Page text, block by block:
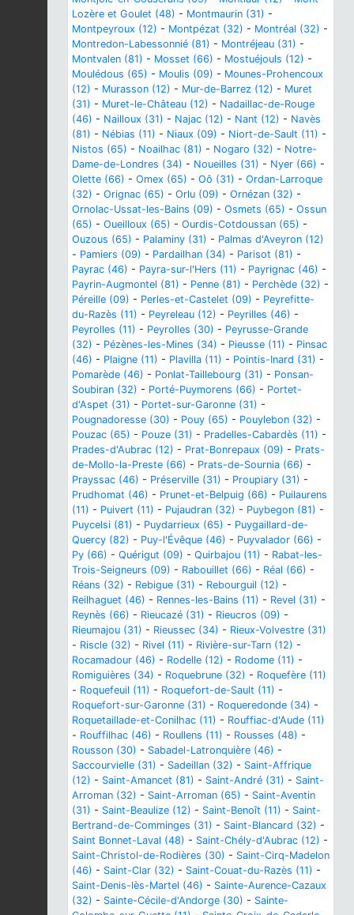
Lozère et Goulet (48) - Montmaurin (31) -
Montpeyroux (12) - Montpézat (32) - Montréal (32) -
Montredon-Labessonnié (81) - Montréjeau (31) -
Montvalen (81) - Mosset (66) - Mostuéjouls (12) -
Moulédous (65) - Moulis (09) - Mounes-Prohencoux
(12) - Murasson (12) - Mur-de-Barrez (12) - Muret
(31) - Muret-le-Château (12) - Nadaillac-de-Rouge
(46) - Nailloux (31) - Najac (12) - Nant (12) - Navès
(81) - Nébias (11) - Niaux (09) - Niort-de-Sault (11) -
Nistos (65) - Noailhac (81) - Nogaro (32) - Notre-
Dame-de-Londres (34) - Noueilles (31) - Nyer (66) -
Olette (66) - Omex (65) - Oô (31) - Ordan-Larroque
(32) - Orignac (65) - Orlu (09) - Ornézan (32) -
Ornolac-Ussat-les-Bains (09) - Osmets (65) - Ossun
(65) - Oueilloux (65) - Ourdis-Cotdoussan (65) -
Ouzous (65) - Palaminy (31) - Palmas d'Aveyron (12)
- Pamiers (09) - Pardailhan (34) - Parisot (81) -
Payrac (46) - Payra-sur-l'Hers (11) - Payrignac (46) -
Payrin-Augmontel (81) - Penne (81) - Perchède (32) -
Péreille (09) - Perles-et-Castelet (09) - Peyrefitte-
du-Razès (11) - Peyreleau (12) - Peyrilles (46) -
Peyrolles (11) - Peyrolles (30) - Peyrusse-Grande
(32) - Pézènes-les-Mines (34) - Pieusse (11) - Pinsac
(46) - Plaigne (11) - Plavilla (11) - Pointis-Inard (31) -
Pomarède (46) - Ponlat-Taillebourg (31) - Ponsan-
Soubiran (32) - Porté-Puymorens (66) - Portet-
d'Aspet (31) - Portet-sur-Garonne (31) -
Pougnadoresse (30) - Pouy (65) - Pouylebon (32) -
Pouzac (65) - Pouze (31) - Pradelles-Cabardès (11) -
Prades-d'Aubrac (12) - Prat-Bonrepaux (09) - Prats-
de-Mollo-la-Preste (66) - Prats-de-Sournia (66) -
Prayssac (46) - Préserville (31) - Proupiary (31) -
Prudhomat (46) - Prunet-et-Belpuig (66) - Puilaurens
(11) - Puivert (11) - Pujaudran (32) - Puybegon (81) -
Puycelsi (81) - Puydarrieux (65) - Puygaillard-de-
Quercy (82) - Puy-l'Évêque (46) - Puyvalador (66) -
Py (66) - Quérigut (09) - Quirbajou (11) - Rabat-les-
Trois-Seigneurs (09) - Rabouillet (66) - Réal (66) -
Réans (32) - Rebigue (31) - Rebourguil (12) -
Reilhaguet (46) - Rennes-les-Bains (11) - Revel (31) -
Reynès (66) - Rieucazé (31) - Rieucros (09) -
Rieumajou (31) - Rieussec (34) - Rieux-Volvestre (31)
- Riscle (32) - Rivel (11) - Rivière-sur-Tarn (12) -
Rocamadour (46) - Rodelle (12) - Rodome (11) -
Romiguières (34) - Roquebrune (32) - Roquefère (11)
- Roquefeuil (11) - Roquefort-de-Sault (11) -
Roquefort-sur-Garonne (31) - Roqueredonde (34) -
Roquetaillade-et-Conilhac (11) - Rouffiac-d'Aude (11)
- Rouffilhac (46) - Roullens (11) - Rousses (48) -
Rousson (30) - Sabadel-Latronquière (46) -
Saccourvielle (31) - Sadeillan (32) - Saint-Affrique
(12) - Saint-Amancet (81) - Saint-André (31) - Saint-
Arroman (32) - Saint-Arroman (65) - Saint-Aventin
(31) - Saint-Beaulize (12) - Saint-Benoît (11) - Saint-
Bertrand-de-Comminges (31) - Saint-Blancard (32) -
Saint Bonnet-Laval (48) - Saint-Chély-d'Aubrac (12) -
Saint-Christol-de-Rodières (30) - Saint-Cirq-Madelon
(46) - Saint-Clar (32) - Saint-Couat-du-Razès (11) -
Saint-Denis-lès-Martel (46) - Sainte-Aurence-Cazaux
(32) - Sainte-Cécile-d'Andorge (30) - Sainte-